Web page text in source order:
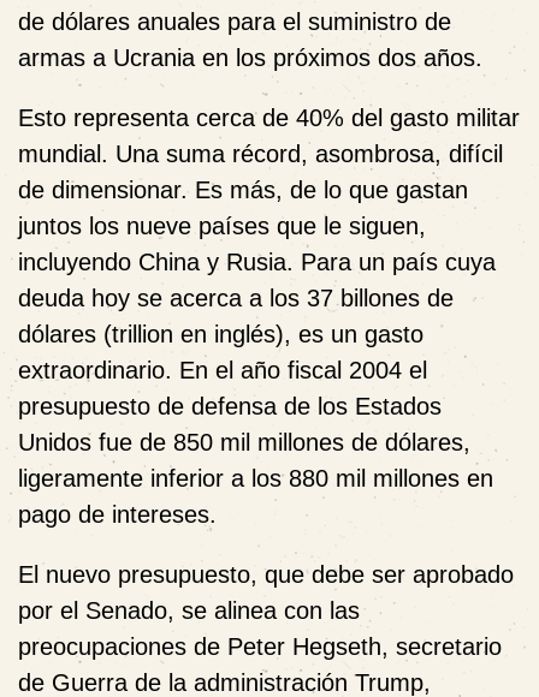
de dólares anuales para el suministro de
armas a Ucrania en los próximos dos años.
Esto representa cerca de 40% del gasto militar
mundial. Una suma récord, asombrosa, difícil
de dimensionar. Es más, de lo que gastan
juntos los nueve países que le siguen,
incluyendo China y Rusia. Para un país cuya
deuda hoy se acerca a los 37 billones de
dólares (trillion en inglés), es un gasto
extraordinario. En el año fiscal 2004 el
presupuesto de defensa de los Estados
Unidos fue de 850 mil millones de dólares,
ligeramente inferior a los 880 mil millones en
pago de intereses.
El nuevo presupuesto, que debe ser aprobado
por el Senado, se alinea con las
preocupaciones de Peter Hegseth, secretario
de Guerra de la administración Trump,